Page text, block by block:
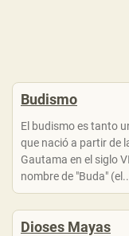
Budismo
El budismo es tanto
que nació a partir de
Gautama en el siglo
nombre de "Buda"
Dioses Mayas